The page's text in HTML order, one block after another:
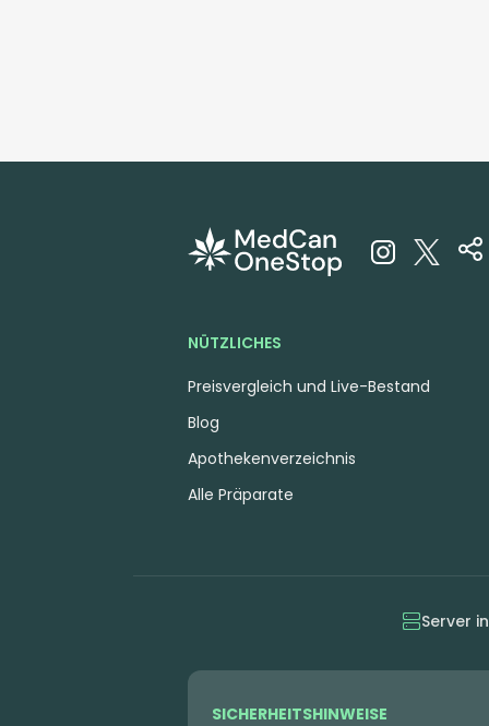
NÜTZLICHES
Preisvergleich und Live-Bestand
Blog
Apothekenverzeichnis
Alle Präparate
Server
SICHERHEITSHINWEISE